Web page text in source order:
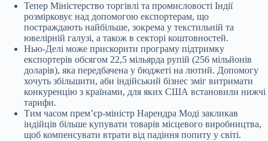
Тепер Міністерство торгівлі та промисловості Індії
розмірковує над допомогою експортерам, що
постраждають найбільше, зокрема у текстильній та
ювелірній галузі, а також в секторі коштовностей.
Нью-Делі може прискорити програму підтримку
експортерів обсягом 22,5 мільярда рупій (256 мільйонів
доларів), яка передбачена у бюджеті на лютий. Допомогу
хочуть збільшити, аби індійський бізнес зміг витримати
конкуренцію з країнами, для яких США встановили нижчі
тарифи.
Тим часом прем’єр-міністр Нарендра Моді закликав
індійців більше купувати товарів місцевого виробництва,
щоб компенсувати втрати від падіння попиту у світі.